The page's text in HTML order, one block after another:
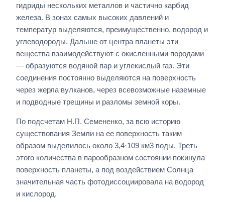
гидриды нескольких металлов и частично карбид
железа. В зонах самых высоких давлений и
температур выделяются, преимущественно, водород и
углеводороды. Дальше от центра планеты эти
вещества взаимодействуют с окисленными породами
— образуются водяной пар и углекислый газ. Эти
соединения постоянно выделяются на поверхность
через жерла вулканов, через всевозможные наземные
и подводные трещины и разломы земной коры.
По подсчетам Н.П. Семененко, за всю историю
существования Земли на ее поверхность таким
образом выделилось около 3,4·109 км3 воды. Треть
этого количества в парообразном состоянии покинула
поверхность планеты, а под воздействием Солнца
значительная часть фотодиссоциировала на водород
и кислород.